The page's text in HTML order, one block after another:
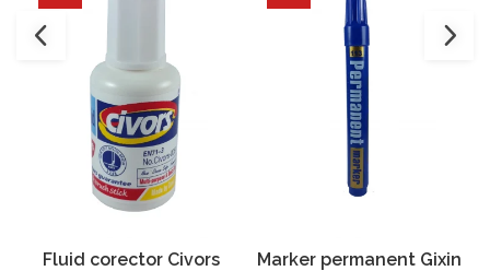
Fluid corector Civors Marker permanent Gixin